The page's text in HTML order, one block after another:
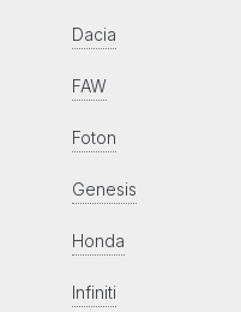
Dacia
FAW
Foton
Genesis
Honda
Infiniti